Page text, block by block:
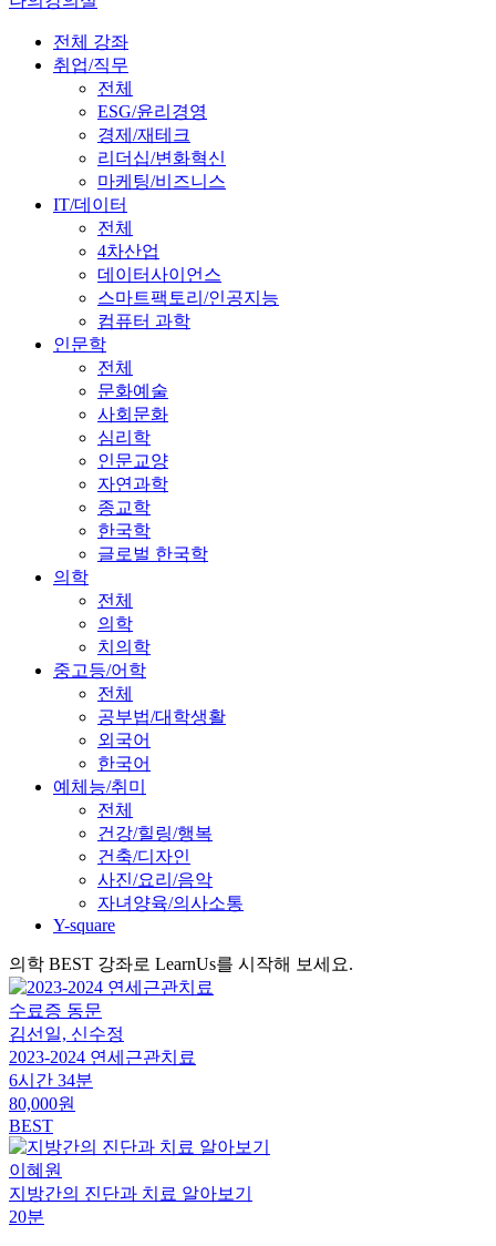
전체 강좌
취업/직무
전체
ESG/윤리경영
경제/재테크
리더십/변화혁신
마케팅/비즈니스
IT/데이터
전체
4차산업
데이터사이언스
스마트팩토리/인공지능
컴퓨터 과학
인문학
전체
문화예술
사회문화
심리학
인문교양
자연과학
종교학
한국학
글로벌 한국학
의학
전체
의학
치의학
중고등/어학
전체
공부법/대학생활
외국어
한국어
예체능/취미
전체
건강/힐링/행복
건축/디자인
사진/요리/음악
자녀양육/의사소통
Y-square
의학 BEST 강좌로 LearnUs를 시작해 보세요.
수료증 동문
김선일, 신수정
2023-2024 연세근관치료
6시간 34분
80,000원
BEST
이혜원
지방간의 진단과 치료 알아보기
20분